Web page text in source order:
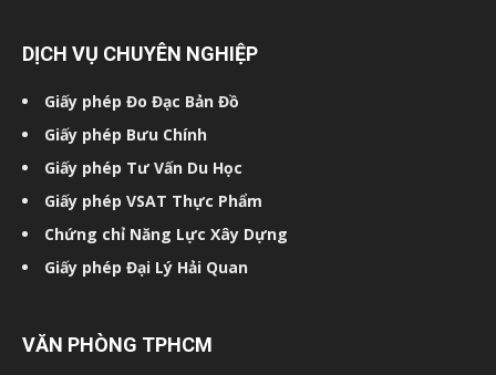
DỊCH VỤ CHUYÊN NGHIỆP
Giấy phép Đo Đạc Bản Đồ
Giấy phép Bưu Chính
Giấy phép Tư Vấn Du Học
Giấy phép VSAT Thực Phẩm
Chứng chỉ Năng Lực Xây Dựng
Giấy phép Đại Lý Hải Quan
VĂN PHÒNG TPHCM